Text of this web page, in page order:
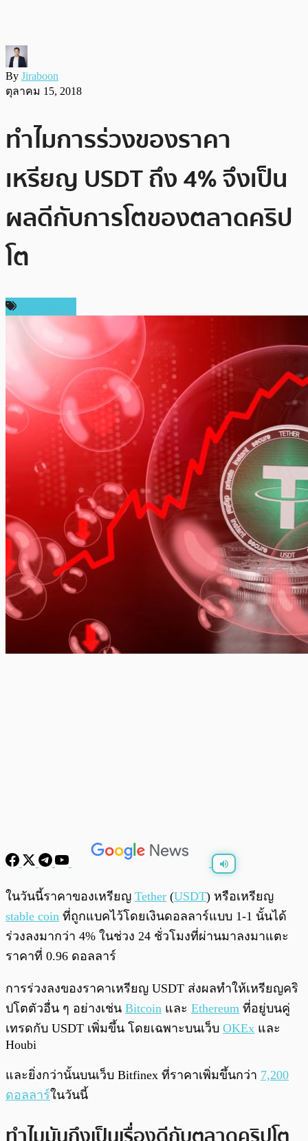
By Jiraboon
ตุลาคม 15, 2018
ทำไมการร่วงของราคา
เหรียญ USDT ถึง 4% จึงเป็น
ผลดีกับการโตของตลาดคริป
โต
พร้อมเล่น /
ในวันนี้ราคาของเหรียญ Tether (USDT) หรือเหรียญ
stable coin ที่ถูกแบคไว้โดยเงินดอลลาร์แบบ 1-1 นั้นได้
ร่วงลงมากว่า 4% ในช่วง 24 ชั่วโมงที่ผ่านมาลงมาแตะ
ราคาที่ 0.96 ดอลลาร์
การร่วงลงของราคาเหรียญ USDT ส่งผลทำให้เหรียญคริ
ปโตตัวอื่น ๆ อย่างเช่น Bitcoin และ Ethereum ที่อยู่บนคู่
เทรดกับ USDT เพิ่มขึ้น โดยเฉพาะบนเว็บ OKEx และ
Houbi
และยิ่งกว่านั้นบนเว็บ Bitfinex ที่ราคาเพิ่มขึ้นกว่า 7,200
ดอลลาร์ในวันนี้